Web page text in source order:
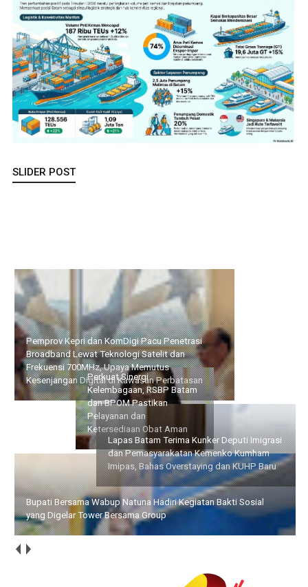
SLIDER POST
Pemprov Kepri dan KomDigi Pacu Penetrasi Broadband Lewat
Teknologi Satelit dan Frekuensi 700MHz, Upaya Memutus
Kesenjangan Digital di Kawasan Perbatasan
Perkuat Sinergi
Kelembagaan, RSBP Batam
dan BPOM Pastikan
Pelayanan dan
Ketersediaan Obat Aman
Lapas Batam Terima Kunker
Deputi Imigrasi dan
Pemasyarakatan Kemenko
Kumham Imipas, Bahas
Overstaying dan KUHP Baru
Bupati Bersama Wabup Natuna Hadiri Kegiatan Bakti Sosial
yang Digelar Tower Bersama Group